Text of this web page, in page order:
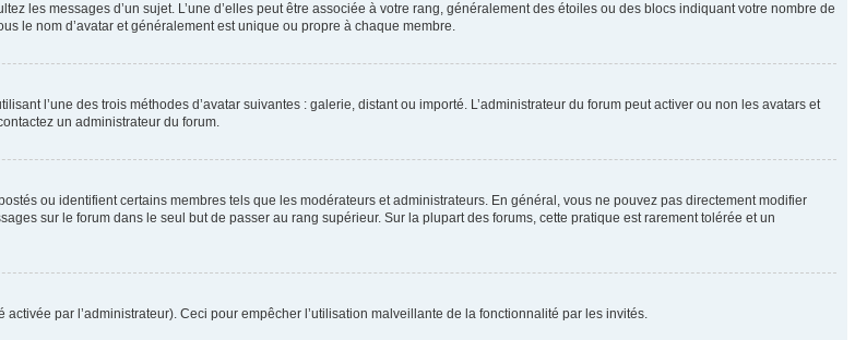
les messages d’un sujet. L’une d’elles peut être associée à votre rang, généralement des étoiles ou des blocs indiquant votre nombre de
le nom d’avatar et généralement est unique ou propre à chaque membre.
l’une des trois méthodes d’avatar suivantes : galerie, distant ou importé. L’administrateur du forum peut activer ou non les avatars et
un administrateur du forum.
ou identifient certains membres tels que les modérateurs et administrateurs. En général, vous ne pouvez pas directement modifier
sur le forum dans le seul but de passer au rang supérieur. Sur la plupart des forums, cette pratique est rarement tolérée et un
par l’administrateur). Ceci pour empêcher l’utilisation malveillante de la fonctionnalité par les invités.